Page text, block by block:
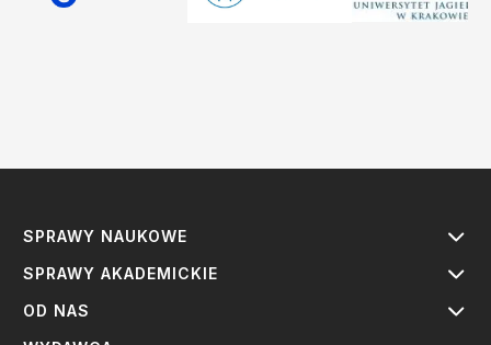
SPRAWY NAUKOWE
SPRAWY AKADEMICKIE
OD NAS